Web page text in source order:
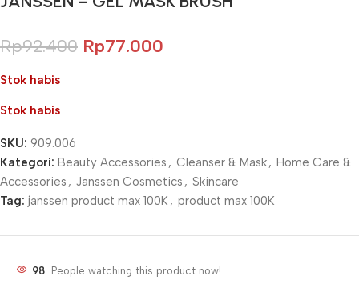
Rp92.400 Rp77.000
Stok habis
Stok habis
SKU: 909.006
Kategori: Beauty Accessories , Cleanser & Mask, Home Care &
Accessories , Janssen Cosmetics , Skincare
Tag: janssen product max 100K , product max 100K
98 People watching this product now!